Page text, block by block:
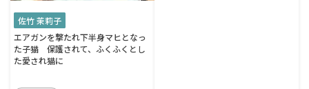
佐竹 茉莉子
エアガンを撃たれ下半身マヒとなっ
た子猫 保護されて、ふくふくとし
た愛され猫に